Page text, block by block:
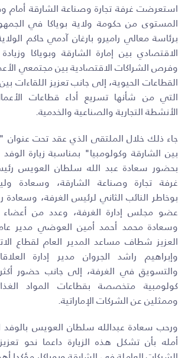
استعرضت غرفة تجارة وصناعة الشارقة
المستوى من حكومة ولاية بوياكا في
برئاسة معالي راميرو بارغان آدمي حاكم
الاقتصادي بين إمارة الشارقة وبوياكا وزيادة
وفرص الشراكات الاقتصادية بين مجتمعي
القطاعات الحيوية، إلى جانب تعزيز اللقاءات
التي من شأنها تسريع أداء قطاعات
الأنشطة التجارية والصناعية والخدمية.
جاء ذلك خلال الملتقى الذي عقد تحت عنوان
بين الشارقة وكولومبيا" بمناسبة زيارة الوفد
بحضور سعادة عبد الله سلطان العويس
غرفة تجارة وصناعة الشارقة، وسعادة
بوخاطر النائب الثاني لرئيس الغرفة، وسعادة
عضو مجلس إدارة الغرفة، وعدد من أعضاء
وسعادة محمد أحمد أمين العوضي مدير
العزيز شطاف مساعد المدير العام لقطاع
وإبراهيم راشد الجروان مدير إدارة
كولومبية متخصصة بقطاعات المواد
وممثلين عن الشركات الإماراتية.
ورحب سعادة عبدالله سلطان العويس بالوفد
أمله بأن تشكل هذه الزيارة داعما نحو